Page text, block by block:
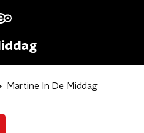
Martine In De Middag